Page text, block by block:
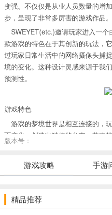
变强。不仅仅是从业人员数量的增
步，呈现了非常多厉害的游戏作品。
SWEYET(etc.)邀请玩家进入一
款游戏的特色在于其创新的玩法，
过玩家日常生活中的网络摄像头捕
境的变化。这种设计灵感来源于我
预测性。
游戏特色
游戏的梦境世界是相互连接的，
而变化，创造出独特的分支。其中
通常模糊了控制的界限，迫使玩家
色，发现隐藏在梦境中的联系。帮
报，为玩家的旅程增添额外的深度
版本号：
游戏攻略 手游
精品推荐